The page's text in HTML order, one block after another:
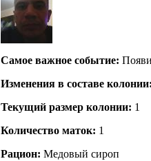
Самое важное событие:
Изменения в составе
Текущий размер кoлонии: 1
Количество маток: 1
Рацион: Медовый сироп